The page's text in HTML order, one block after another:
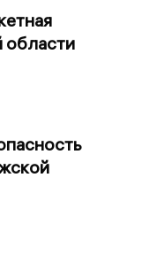
области